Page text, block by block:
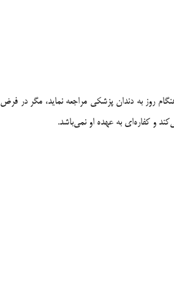
روز به دندان پزشکی مراجعه نماید، مگر در فرض
و کفاره‌اى به عهده او نمی‌باشد.